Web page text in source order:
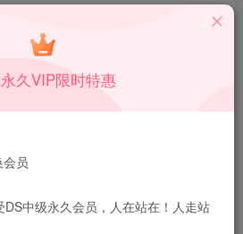
力聚星实操教学
费后查看
久VIP限时特惠
员
中级永久会员，人在站在！人走站